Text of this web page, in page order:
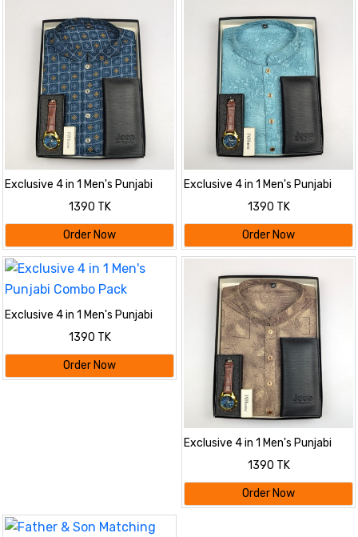
Exclusive 4 in 1 Men's Punjabi
1390 TK
Order Now
Exclusive 4 in 1 Men's Punjabi
1390 TK
Order Now
Exclusive 4 in 1 Men's Punjabi
1390 TK
Order Now
Exclusive 4 in 1 Men's Punjabi
1390 TK
Order Now